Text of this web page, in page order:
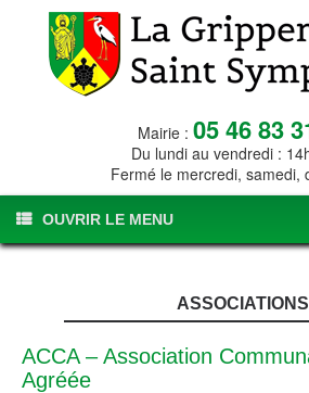
Mairie : 05 46 83
Du lundi au vendredi :
Fermé le mercredi, samedi,
OUVRIR LE MENU
ASSOCIATIONS
ACCA – Association
Agréée